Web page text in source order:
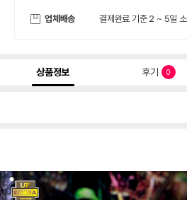
업체배송 결제완료 기준 2 ~ 5일
상품정보 후기 0